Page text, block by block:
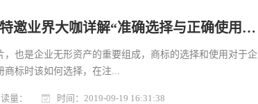
紫荆培训 | 紫荆知产特邀业界大咖详解“准确选择与正确使用商标”
，也是企业无形资产的重要组成，商标的选择和使用对于企
商标时该如何选择，在注...
量： 时间：2019-09-19 16:31:38